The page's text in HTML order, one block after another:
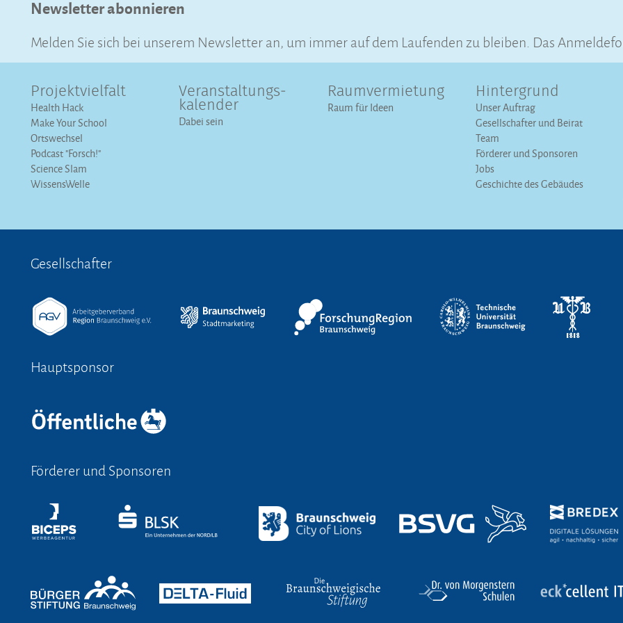
Newsletter abonnieren
Melden Sie sich bei unserem Newsletter an, um immer auf dem Laufenden zu bleiben. Das
Projektvielfalt
Health Hack
Make Your School
Ortswechsel
Podcast "Forsch!"
Science Slam
WissensWelle
Veranstaltungs­
kalender
Dabei sein
Raumvermietung
Raum für Ideen
Hintergrund
Unser Auftrag
Gesellschafter und Beirat
Team
Förderer und Sponsoren
Jobs
Geschichte des Gebäudes
Gesellschafter
Hauptsponsor
Förderer und Sponsoren